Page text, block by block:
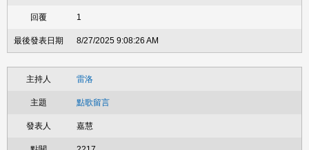
1
8/27/2025 9:08:26 AM
雷洛
點歌留言
嘉慧